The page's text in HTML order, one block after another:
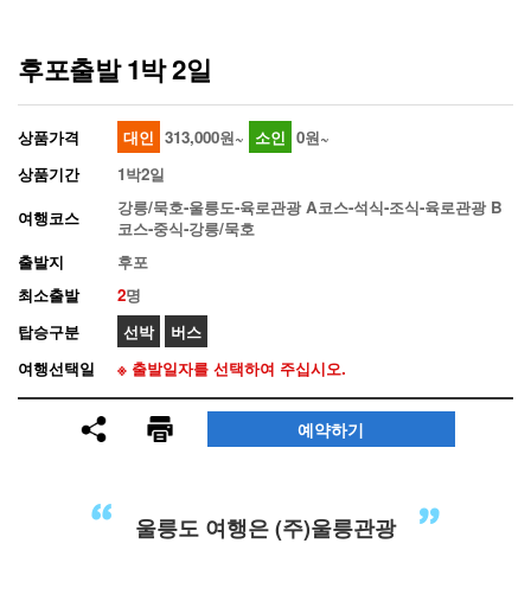
후포출발 1박 2일
상품가격 대인 313,000원~ 소인 0원~
상품기간
1박2일
여행코스
강릉/묵호-울릉도-육로관광 A코스-석식-조식-육로관광 B
코스-중식-강릉/묵호
출발지
후포
최소출발
2명
탑승구분
선박
버스
여행선택일
※ 출발일자를 선택하여 주십시오.
예약하기
" 울릉도 여행은 (주)울릉관광 "